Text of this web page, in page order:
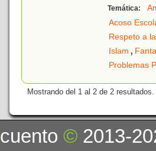
Temática:
Acoso
Respeto a
Islam ,
Problemas
Mostrando del 1 al 2 de 2 resultados.
cuento© 2013-